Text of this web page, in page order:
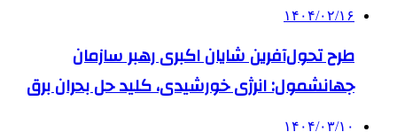
۱۴۰۴/۰۲/۱۶
طرح تحول‌آفرین شایان اکبری رهبر سازمان
جهانشمول: انرژی خورشیدی، کلید حل بحران برق
۱۴۰۴/۰۳/۱۰